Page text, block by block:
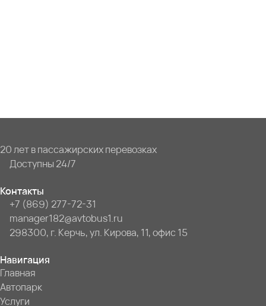
20 лет в пассажирских перевозках
Доступны 24/7
Контакты
+7 (869) 277-72-31
manager182@avtobus1.ru
298300, г. Керчь, ул. Кирова, 11, офис 15
Навигация
Главная
Автопарк
Услуги